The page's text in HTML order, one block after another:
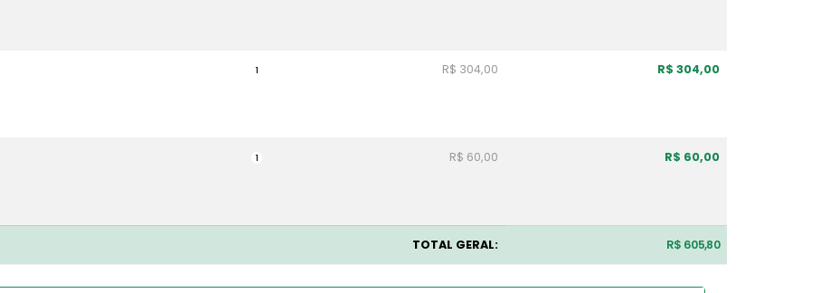
1 R$ 304,00 R$ 304,00
1 R$ 60,00 R$ 60,00
TOTAL GERAL: R$ 605,80